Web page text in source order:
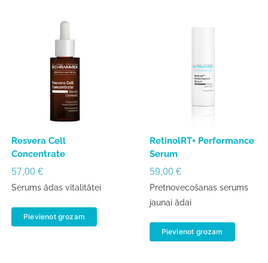
Resvera Cell
Concentrate
57,00€
Serums ādas vitalitātei
Pievienot grozam
RetinolRT+ Performance
Serum
59,00 €
Pretnovecošanas serums
jaunai ādai
Pievienot grozam